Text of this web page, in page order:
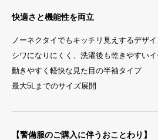
快適さと機能性を両立
ノーネクタイでもキッチリ見えするデザイ
シワになりにくく、洗濯後も乾きやすい
動きやすく軽快な見た目の半袖タイプ
最大5Lまでのサイズ展開
【警備服のご購入に伴うおことわり】